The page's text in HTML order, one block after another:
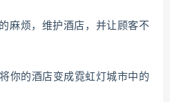
麻烦，维护酒店，并让顾客不
你的酒店变成霓虹灯城市中的